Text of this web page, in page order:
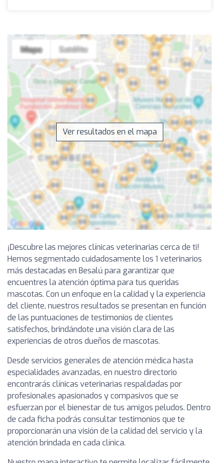
Ver resultados en el mapa
¡Descubre las mejores clínicas veterinarias cerca de ti!
Hemos segmentado cuidadosamente los 1 veterinarios
más destacadas en Besalú para garantizar que
encuentres la atención óptima para tus queridas
mascotas. Con un enfoque en la calidad y la experiencia
del cliente, nuestros resultados se presentan en función
de las puntuaciones de testimonios de clientes
satisfechos, brindándote una visión clara de las
experiencias de otros dueños de mascotas.
Desde servicios generales de atención médica hasta
especialidades avanzadas, en nuestro directorio
encontrarás clínicas veterinarias respaldadas por
profesionales apasionados y compasivos que se
esfuerzan por el bienestar de tus amigos peludos. Dentro
de cada ficha podrás consultar testimonios que te
proporcionarán una visión de la calidad del servicio y la
atención brindada en cada clínica.